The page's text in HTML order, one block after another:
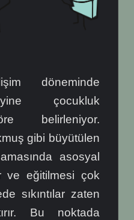
döneminde
çocukluk
belirleniyor.
gibi büyütülen
asosyal
ve eğitilmesi çok
sıkıntılar zaten
Bu noktada